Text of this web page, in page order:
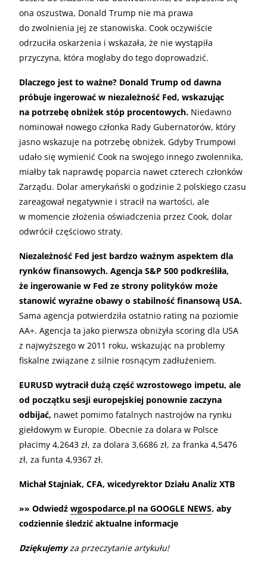
ona oszustwa, Donald Trump nie ma prawa
do zwolnienia jej ze stanowiska. Cook oczywiście
odrzuciła oskarżenia i wskazała, że nie wystąpiła
przyczyna, która mogłaby do tego doprowadzić.
Dlaczego jest to ważne? Donald Trump od dawna
próbuje ingerować w niezależność Fed, wskazując
na potrzebę obniżek stóp procentowych. Niedawno
nominował nowego członka Rady Gubernatorów, który
jasno wskazuje na potrzebę obniżek. Gdyby Trumpowi
udało się wymienić Cook na swojego innego zwolennika,
miałby tak naprawdę poparcia nawet czterech członków
Zarządu. Dolar amerykański o godzinie 2 polskiego czasu
zareagował negatywnie i stracił na wartości, ale
w momencie złożenia oświadczenia przez Cook, dolar
odwrócił częściowo straty.
Niezależność Fed jest bardzo ważnym aspektem dla
rynków finansowych. Agencja S&P 500 podkreśliła,
że ingerowanie w Fed ze strony polityków może
stanowić wyraźne obawy o stabilność finansową USA.
Sama agencja potwierdziła ostatnio rating na poziomie
AA+. Agencja ta jako pierwsza obniżyła scoring dla USA
z najwyższego w 2011 roku, wskazując na problemy
fiskalne związane z silnie rosnącym zadłużeniem.
EURUSD wytracił dużą część wzrostowego impetu, ale
od początku sesji europejskiej ponownie zaczyna
odbijać, nawet pomimo fatalnych nastrojów na rynku
giełdowym w Europie. Obecnie za dolara w Polsce
płacimy 4,2643 zł, za dolara 3,6686 zł, za franka 4,5476
zł, za funta 4,9367 zł.
Michał Stajniak, CFA, wicedyrektor Działu Analiz XTB
»» Odwiedź wgospodarce.pl na GOOGLE NEWS, aby
codziennie śledzić aktualne informacje
Dziękujemyza przeczytanie artykułu!